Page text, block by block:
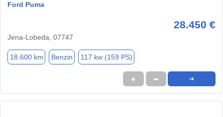
Ford Puma
28.450 €
Jena-Lobeda, 07747
18.600 km Benzin 117 kw (159 PS)
★ ➦ ➜